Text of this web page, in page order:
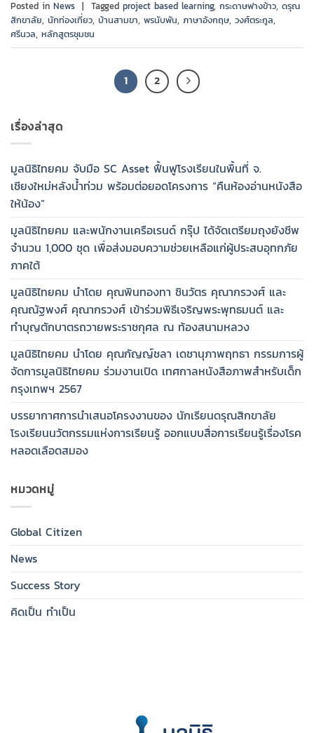
Posted in News | Tagged project based learning, กระดาษฟางข้าว, ดรุณ
สิกขาลัย, นักท่องเที่ยว, บ้านสามขา, พรนับพัน, ภาษาอังกฤษ, วงศ์ตระกูล,
ศรีนวล, หลักสูตรชุมชน
1 2
เรื่องล่าสุด
มูลนิธิไทยคม จับมือ SC Asset ฟื้นฟูโรงเรียนในพื้นที่ จ.
เชียงใหม่หลังน้ำท่วม พร้อมต่อยอดโครงการ “คืนห้องอ่านหนังสือ
ให้น้อง”
มูลนิธิไทยคม และพนักงานเครือเรนด์ กรุ๊ป ได้จัดเตรียมถุงยังชีพ
จำนวน 1,000 ชุด เพื่อส่งมอบความช่วยเหลือแก่ผู้ประสบอุทกภัย
ภาคใต้
มูลนิธิไทยคม นำโดย คุณพินทองทา ชินวัตร คุณากรวงศ์ และ
คุณณัฐพงศ์ คุณากรวงศ์ เข้าร่วมพิธีเจริญพระพุทธมนต์ และ
ทำบุญตักบาตรถวายพระราชกุศล ณ ท้องสนามหลวง
มูลนิธิไทยคม นำโดย คุณกัญญ์ชลา เดชานุภาพฤทธา กรรมการผู้
จัดการมูลนิธิไทยคม ร่วมงานเปิด เทศกาลหนังสือภาพสำหรับเด็ก
กรุงเทพฯ 2567
บรรยากาศการนำเสนอโครงงานของ นักเรียนดรุณสิกขาลัย
โรงเรียนนวัตกรรมแห่งการเรียนรู้ ออกแบบสื่อการเรียนรู้เรื่องโรค
หลอดเลือดสมอง
หมวดหมู่
Global Citizen
News
Success Story
คิดเป็น ทำเป็น